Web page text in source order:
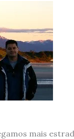
mais